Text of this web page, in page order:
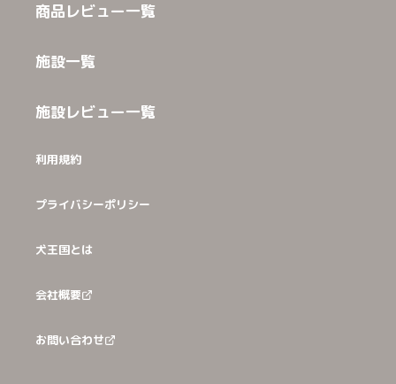
商品レビュー一覧
施設一覧
施設レビュー一覧
利用規約
プライバシーポリシー
犬王国とは
会社概要
お問い合わせ